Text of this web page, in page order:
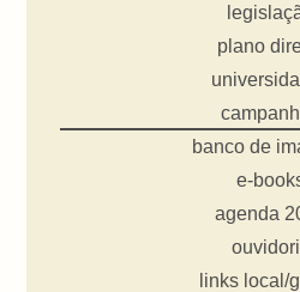
plano
banco de
e-
agenda
links local/